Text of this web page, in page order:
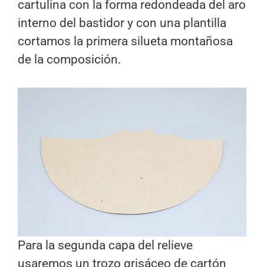
cartulina con la forma redondeada del aro
interno del bastidor y con una plantilla
cortamos la primera silueta montañosa
de la composición.
Para la segunda capa del relieve
usaremos un trozo grisáceo de cartón